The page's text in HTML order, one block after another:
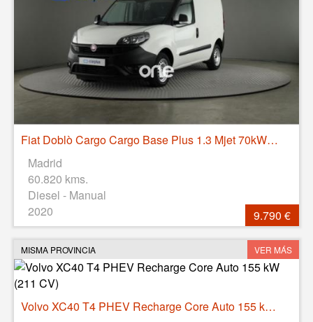
Fiat Doblò Cargo Cargo Base Plus 1.3 Mjet 70kW (95CV)
Madrid
60.820 kms.
Diesel - Manual
2020
9.790 €
MISMA PROVINCIA VER MÁS
Volvo XC40 T4 PHEV Recharge Core Auto 155 kW (211 CV)